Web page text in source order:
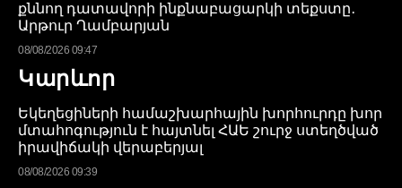
քննող դատավորի ինքնաբացարկի տեքստը․
Արթուր Ղամբարյան
08/08/2026 09:47
Կարևոր
Եկեղեցիների համաշխարհային խորհուրդը խոր
մտահոգություն է հայտնել ՀԱԵ շուրջ ստեղծված
իրավիճակի վերաբերյալ
08/08/2026 09:39